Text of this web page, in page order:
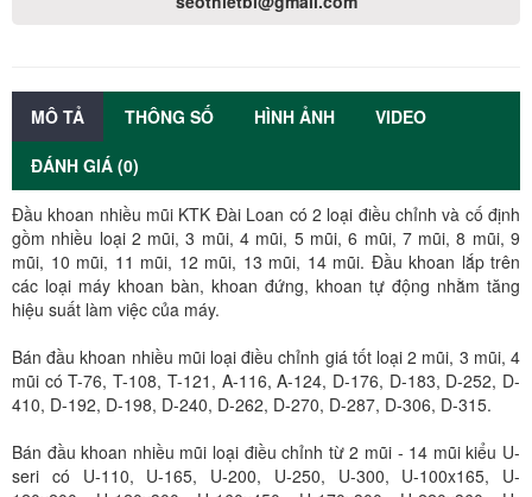
MÔ TẢ THÔNG SỐ HÌNH ẢNH VIDEO
ĐÁNH GIÁ (0)
Đầu khoan nhiều mũi KTK Đài Loan có 2 loại điều chỉnh và cố định
gồm nhiều loại 2 mũi, 3 mũi, 4 mũi, 5 mũi, 6 mũi, 7 mũi, 8 mũi, 9
mũi, 10 mũi, 11 mũi, 12 mũi, 13 mũi, 14 mũi. Đầu khoan lắp trên
các loại máy khoan bàn, khoan đứng, khoan tự động nhằm tăng
hiệu suất làm việc của máy.
Bán đầu khoan nhiều mũi loại điều chỉnh giá tốt loại 2 mũi, 3 mũi, 4
mũi có T-76, T-108, T-121, A-116, A-124, D-176, D-183, D-252, D-
410, D-192, D-198, D-240, D-262, D-270, D-287, D-306, D-315.
Bán đầu khoan nhiều mũi loại điều chỉnh từ 2 mũi - 14 mũi kiểu U-
seri có U-110, U-165, U-200, U-250, U-300, U-100x165, U-